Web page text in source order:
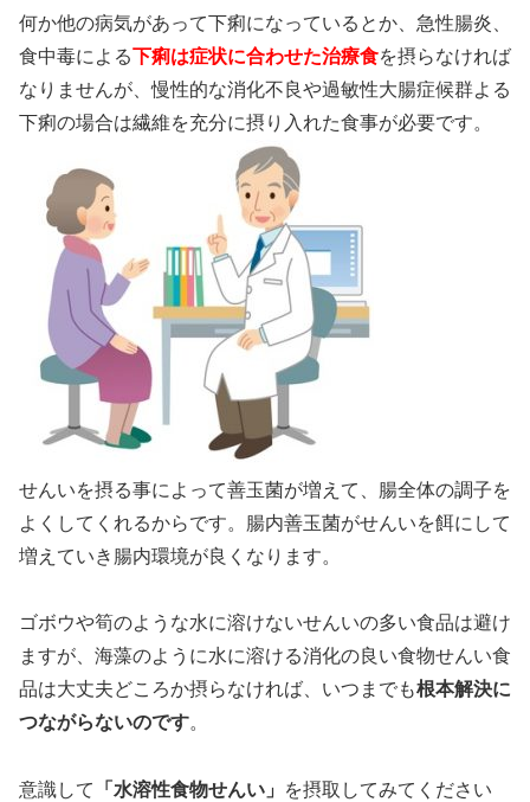
何か他の病気があって下痢になっているとか、急性腸炎、
食中毒による下痢は症状に合わせた治療食を摂らなければ
なりませんが、慢性的な消化不良や過敏性大腸症候群よる
下痢の場合は繊維を充分に摂り入れた食事が必要です。
せんいを摂る事によって善玉菌が増えて、腸全体の調子を
よくしてくれるからです。腸内善玉菌がせんいを餌にして
増えていき腸内環境が良くなります。
ゴボウや筍のような水に溶けないせんいの多い食品は避け
ますが、海藻のように水に溶ける消化の良い食物せんい食
品は大丈夫どころか摂らなければ、いつまでも根本解決に
つながらないのです。
意識して 「水溶性食物せんい」
を摂取してみてください